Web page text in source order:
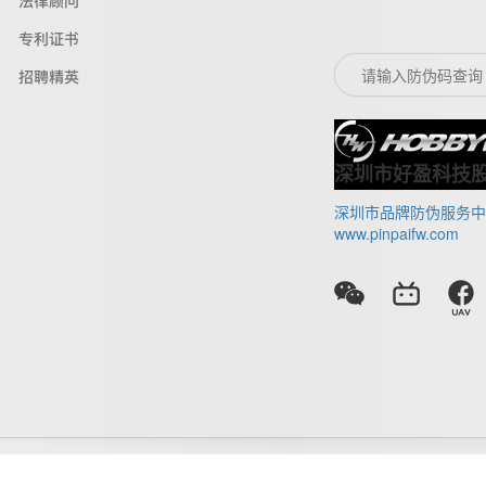
专利证书
招聘精英
深圳市好盈科技
深圳市品牌防伪服务
www.pinpaifw.com